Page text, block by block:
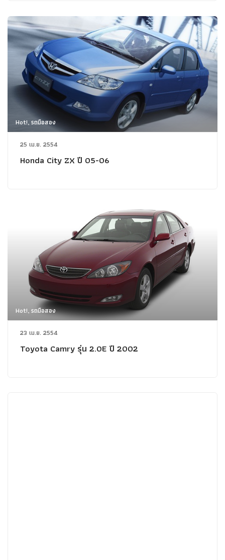
Hot!, รถมือสอง
25 เม.ย. 2554
Honda City ZX ปี 05-06
Hot!, รถมือสอง
23 เม.ย. 2554
Toyota Camry รุ่น 2.0E ปี 2002